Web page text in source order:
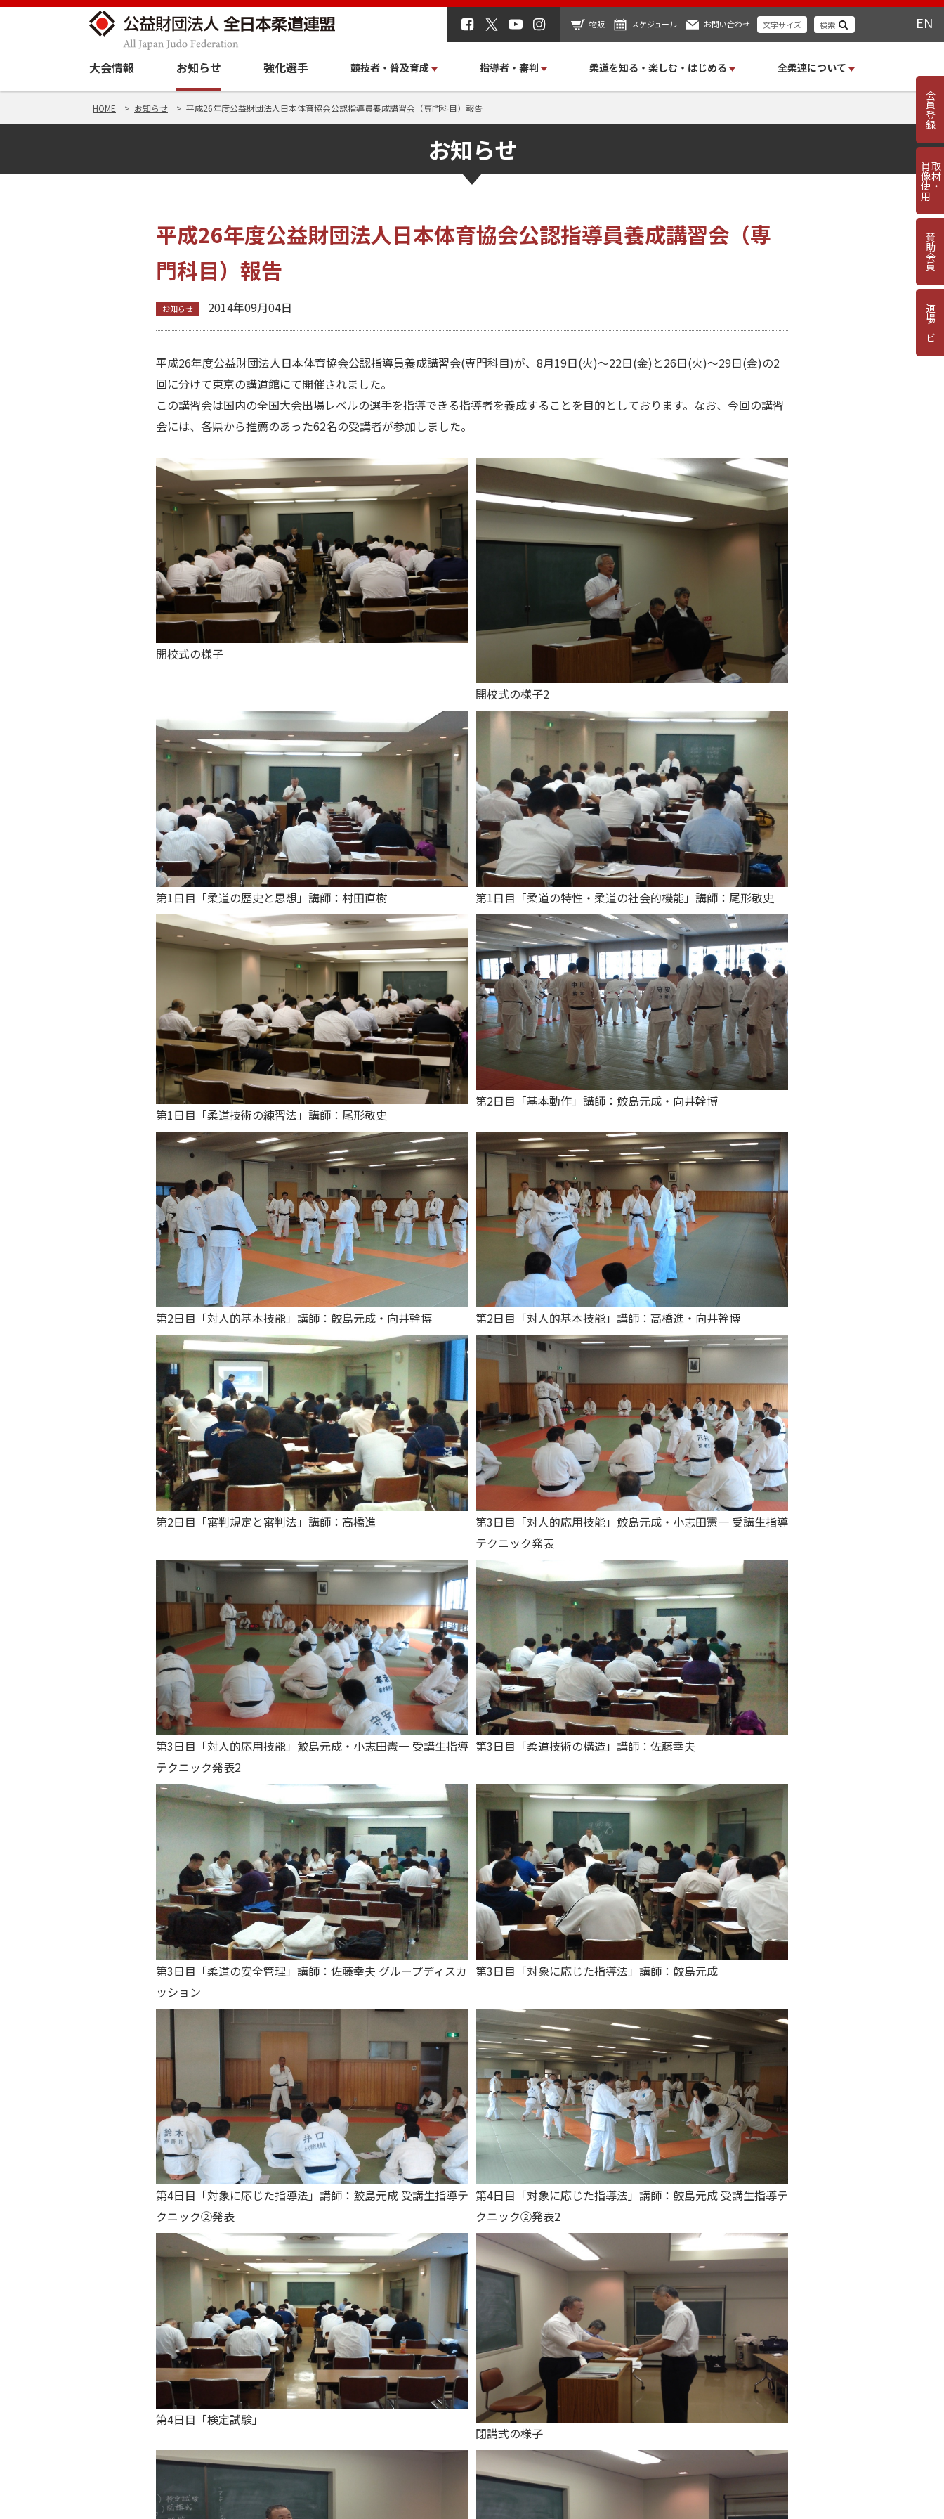
物販 スケジュール お問い合わせ 文字サイズ 検索 EN
大会情報 お知らせ 強化選手 競技者・普及育成 指導者・審判 柔道を知る・楽しむ・はじめる 全柔連について
会員登録
取材・
肖像使用
賛助会員
道場ナビ
HOME お知らせ 平成26年度公益財団法人日本体育協会公認指導員養成講習会（専門科目）報告
お知らせ
平成26年度公益財団法人日本体育協会公認指導員養成講習会（専
門科目）報告
お知らせ 2014年09月04日
平成26年度公益財団法人日本体育協会公認指導員養成講習会(専門科目)が、8月19日(火)～22日(金)と26日(火)～29日(金)の2
回に分けて東京の講道館にて開催されました。
この講習会は国内の全国大会出場レベルの選手を指導できる指導者を養成することを目的としております。なお、今回の講習
会には、各県から推薦のあった62名の受講者が参加しました。
開校式の様子
開校式の様子2
第1日目「柔道の歴史と思想」講師：村田直樹 第1日目「柔道の特性・柔道の社会的機能」講師：尾形敬史
第1日目「柔道技術の練習法」講師：尾形敬史
第2日目「基本動作」講師：鮫島元成・向井幹博
第2日目「対人的基本技能」講師：鮫島元成・向井幹博 第2日目「対人的基本技能」講師：高橋進・向井幹博
第2日目「審判規定と審判法」講師：高橋進
第3日目「対人的応用技能」鮫島元成・小志田憲一 受講生指導
テクニック発表
第3日目「対人的応用技能」鮫島元成・小志田憲一 受講生指導
テクニック発表2
第3日目「柔道技術の構造」講師：佐藤幸夫
第3日目「柔道の安全管理」講師：佐藤幸夫 グループディスカ
ッション
第3日目「対象に応じた指導法」講師：鮫島元成
第4日目「対象に応じた指導法」講師：鮫島元成 受講生指導テ
クニック②発表
第4日目「対象に応じた指導法」講師：鮫島元成 受講生指導テ
クニック②発表2
第4日目「検定試験」
閉講式の様子